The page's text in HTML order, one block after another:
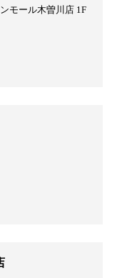
モール木曽川店 1F